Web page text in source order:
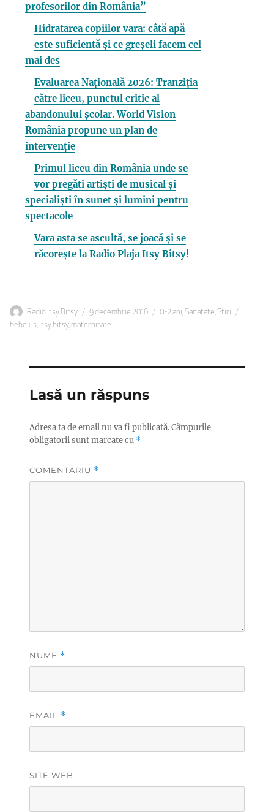
profesorilor din România”
Hidratarea copiilor vara: câtă apă
este suficientă și ce greșeli facem cel
mai des
Evaluarea Națională 2026: Tranziția
către liceu, punctul critic al
abandonului școlar. World Vision
România propune un plan de
intervenție
Primul liceu din România unde se
vor pregăti artiști de musical și
specialiști în sunet și lumini pentru
spectacole
Vara asta se ascultă, se joacă și se
răcorește la Radio Plaja Itsy Bitsy!
Autor
Radio Itsy Bitsy
Publicat
pe
9 decembrie 2016 Categorii
0-2 ani,Sanatate,Stiri
bebelus, itsy bitsy, maternitate
Lasă un răspuns
Adresa ta de email nu va fi publicată.Câmpurile
obligatorii sunt marcate cu *
COMENTARIU *
NUME *
EMAIL *
SITE WEB